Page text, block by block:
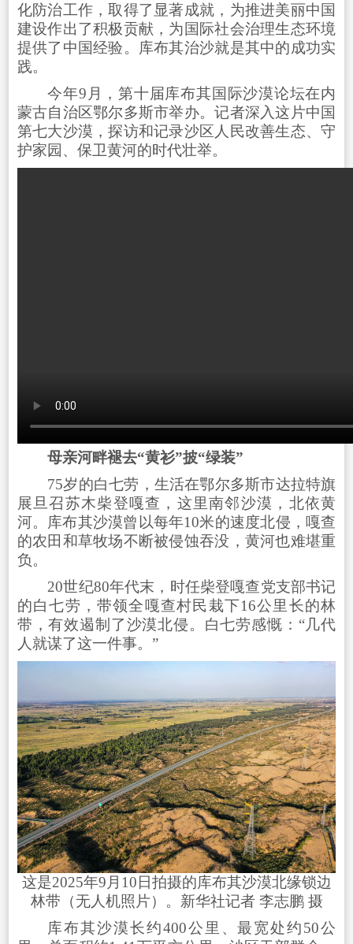
化防治工作，取得了显著成就，为推进美丽中国
建设作出了积极贡献，为国际社会治理生态环境
提供了中国经验。库布其治沙就是其中的成功实
践。
今年9月，第十届库布其国际沙漠论坛在内
蒙古自治区鄂尔多斯市举办。记者深入这片中国
第七大沙漠，探访和记录沙区人民改善生态、守
护家园、保卫黄河的时代壮举。
母亲河畔褪去“黄衫”披“绿装”
75岁的白七劳，生活在鄂尔多斯市达拉特旗
展旦召苏木柴登嘎查，这里南邻沙漠，北依黄
河。库布其沙漠曾以每年10米的速度北侵，嘎查
的农田和草牧场不断被侵蚀吞没，黄河也难堪重
负。
20世纪80年代末，时任柴登嘎查党支部书记
的白七劳，带领全嘎查村民栽下16公里长的林
带，有效遏制了沙漠北侵。白七劳感慨：“几代
人就谋了这一件事。”
这是2025年9月10日拍摄的库布其沙漠北缘锁边
林带（无人机照片）。新华社记者 李志鹏 摄
库布其沙漠长约400公里、最宽处约50公